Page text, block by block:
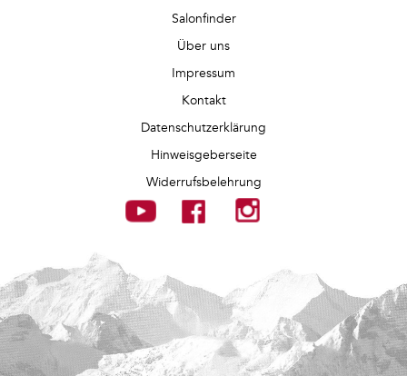
Salonfinder
Über uns
Impressum
Kontakt
Datenschutzerklärung
Hinweisgeberseite
Widerrufsbelehrung